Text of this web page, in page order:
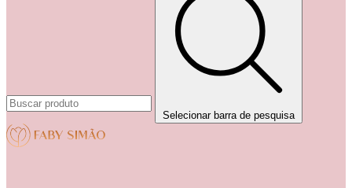
Selecionar barra de pesquisa